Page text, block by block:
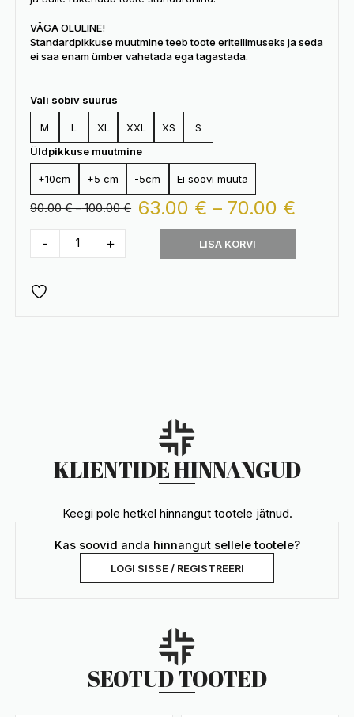
VÄGA OLULINE!
Standardpikkuse muutmine teeb toote eritellimuseks ja seda
ei saa enam ümber vahetada ega tagastada.
Vali sobiv suurus
M L XL XXL XS
S
Üldpikkuse muutmine
+10cm +5 cm -5cm Ei soovi muuta
90.00€ – 100.00€Hinnavahemik:
63.00 € – 70.00 €
63.00
kuni
-
Imetamislukuga + LISA KORVI
KLIENTIDE HINNANGUD
Keegi pole hetkel hinnangut tootele jätnud.
Kas soovid anda hinnangut sellele tootele?
LOGI SISSE / REGISTREERI
SEOTUD TOOTED